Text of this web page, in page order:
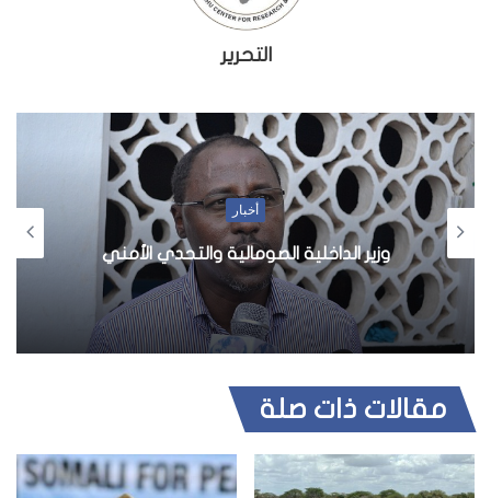
التحرير
أخبار
وزير الداخلية الصومالية والتحدي الأمني
مقالات ذات صلة